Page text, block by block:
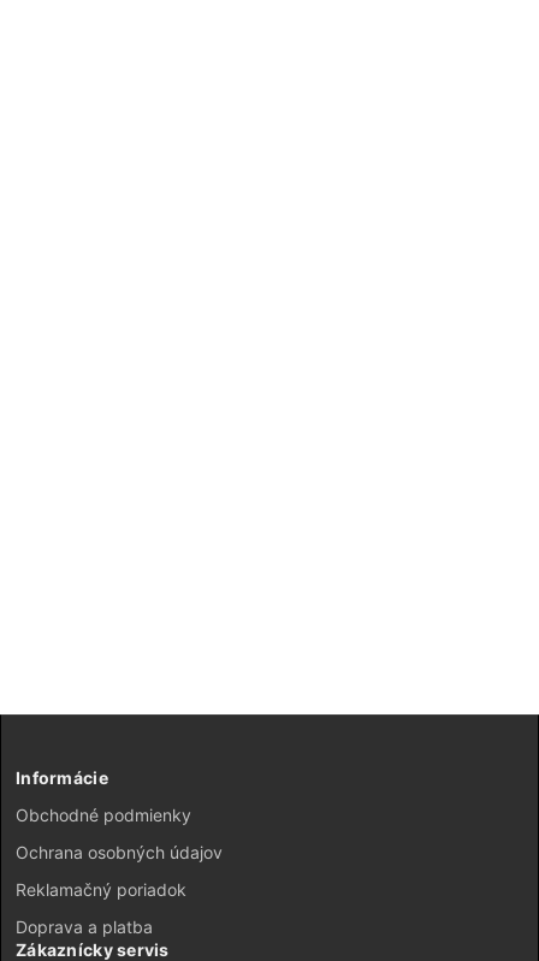
Informácie
Obchodné podmienky
Ochrana osobných údajov
Reklamačný poriadok
Doprava a platba
Zákaznícky servis